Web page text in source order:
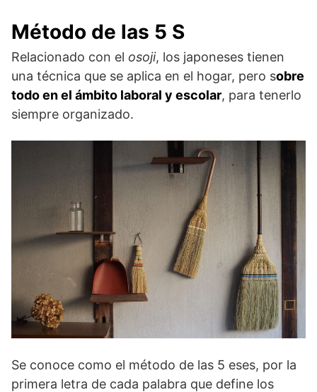
Método de las 5 S
Relacionado con el osoji, los japoneses tienen
una técnica que se aplica en el hogar, pero sobre
todo en el ámbito laboral y escolar, para tenerlo
siempre organizado.
Se conoce como el método de las 5 eses, por la
primera letra de cada palabra que define los